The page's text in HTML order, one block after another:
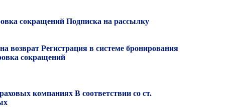
сокращений Подписка на рассылку
возврат Регистрация в системе бронирования
сокращений
компаниях В соответствии со ст.